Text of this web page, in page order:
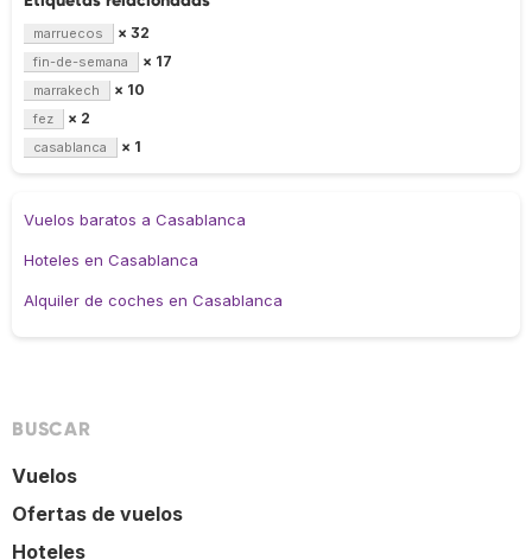
marruecos × 32
fin-de-semana × 17
marrakech × 10
fez × 2
casablanca × 1
Vuelos baratos a Casablanca
Hoteles en Casablanca
Alquiler de coches en Casablanca
BUSCAR
Vuelos
Ofertas de vuelos
Hoteles